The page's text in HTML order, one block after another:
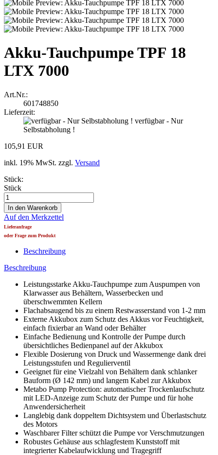
Akku-Tauchpumpe TPF 18
LTX 7000
Art.Nr.:
601748850
Lieferzeit:
verfügbar - Nur
Selbstabholung !
105,91 EUR
inkl. 19% MwSt. zzgl. Versand
Stück:
Stück
Auf den Merkzettel
Lieferanfrage
oder Frage zum Produkt
Beschreibung
Beschreibung
Leistungsstarke Akku-Tauchpumpe zum Auspumpen von
Klarwasser aus Behältern, Wasserbecken und
überschwemmten Kellern
Flachabsaugend bis zu einem Restwasserstand von 1-2 mm
Externe Akkubox zum Schutz des Akkus vor Feuchtigkeit,
einfach fixierbar an Wand oder Behälter
Einfache Bedienung und Kontrolle der Pumpe durch
übersichtliches Bedienpanel auf der Akkubox
Flexible Dosierung von Druck und Wassermenge dank drei
Leistungsstufen und Regulierventil
Geeignet für eine Vielzahl von Behältern dank schlanker
Bauform (Ø 142 mm) und langem Kabel zur Akkubox
Metabo Pump Protection: automatischer Trockenlaufschutz
mit LED-Anzeige zum Schutz der Pumpe und für hohe
Anwendersicherheit
Langlebig dank doppeltem Dichtsystem und Überlastschutz
des Motors
Waschbarer Filter schützt die Pumpe vor Verschmutzungen
Robustes Gehäuse aus schlagfestem Kunststoff mit
integrierter Kabelaufwicklung und Tragegriff